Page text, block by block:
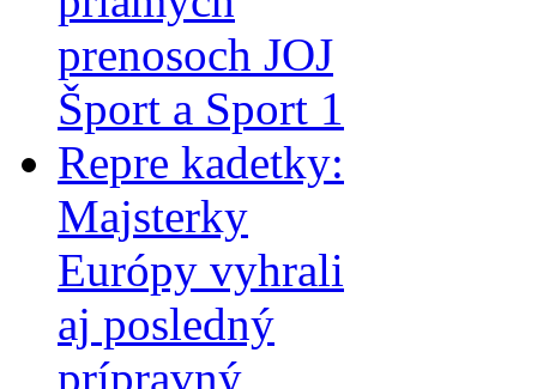
prenosoch JOJ
Šport a Sport 1
Repre kadetky:
Majsterky
Európy vyhrali
aj posledný
prípravný